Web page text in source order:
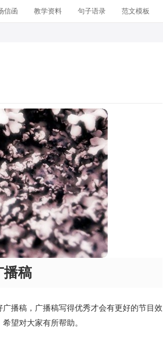
信函 教学资料 句子语录 范文模板
播稿
播稿，广播稿写得优秀才会有更好的节目效
望对大家有所帮助。